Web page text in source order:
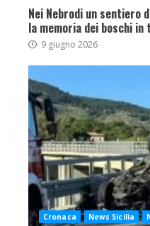
Nei Nebrodi un
la memoria dei boschi
9 giugno 2026
Cronaca News Sicilia